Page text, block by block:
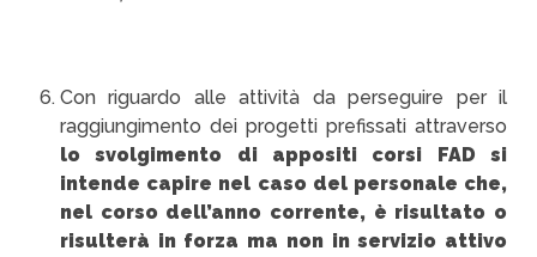
Con riguardo alle attività da perseguire per il
raggiungimento dei progetti prefissati attraverso
lo svolgimento di appositi corsi FAD si
intende capire nel caso del personale che,
nel corso dell’anno corrente, è risultato o
risulterà in forza ma non in servizio attivo